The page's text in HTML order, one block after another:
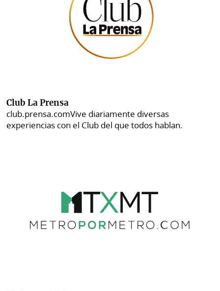
Club La Prensa
club.prensa.comVive diariamente diversas
experiencias con el Club del que todos hablan.